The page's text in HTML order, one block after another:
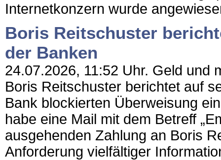
Internetkonzern wurde
Boris Reitschuster
der Banken
24.07.2026, 11:52 Uhr. Geld und
Boris Reitschuster berichtet auf
Bank blockierten Überweisung
habe eine Mail mit dem Betreff
ausgehenden Zahlung an Boris
Anforderung vielfältiger